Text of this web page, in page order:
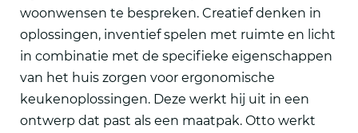
woonwensen te bespreken. Creatief denken in
oplossingen, inventief spelen met ruimte en licht
in combinatie met de specifieke eigenschappen
van het huis zorgen voor ergonomische
keukenoplossingen. Deze werkt hij uit in een
ontwerp dat past als een maatpak. Otto werkt